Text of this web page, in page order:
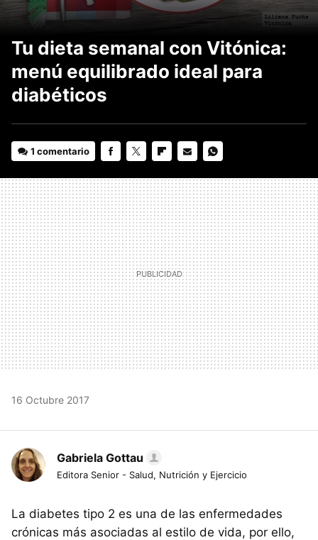
Tu dieta semanal con Vitónica:
menú equilibrado ideal para
diabéticos
1 comentario
MAIL
16 Octubre 2017
Gabriela Gottau
Editora Senior - Salud, Nutrición y Ejercicio
La diabetes tipo 2 es una de las enfermedades
crónicas más asociadas al estilo de vida, por ello,